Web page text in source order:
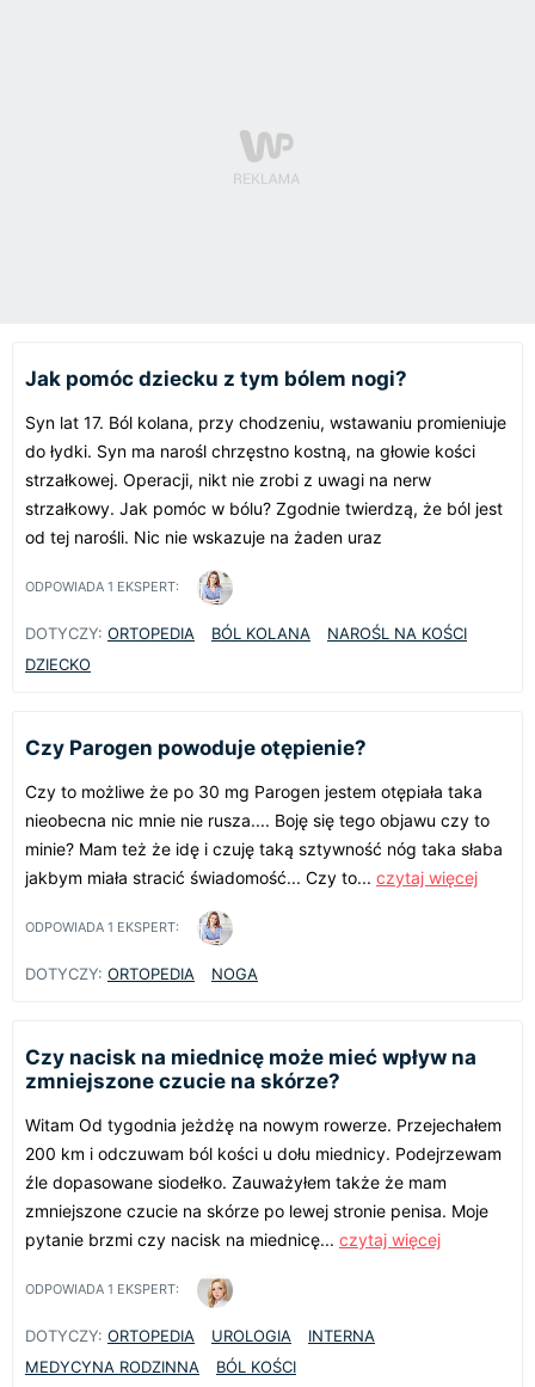
Jak pomóc dziecku z tym bólem nogi?
Syn lat 17. Ból kolana, przy chodzeniu, wstawaniu promieniuje
do łydki. Syn ma narośl chrzęstno kostną, na głowie kości
strzałkowej. Operacji, nikt nie zrobi z uwagi na nerw
strzałkowy. Jak pomóc w bólu? Zgodnie twierdzą, że ból jest
od tej narośli. Nic nie wskazuje na żaden uraz
ODPOWIADA 1 EKSPERT:
DOTYCZY: ORTOPEDIA BÓL KOLANA
NAROŚL NA KOŚCI
DZIECKO
Czy Parogen powoduje otępienie?
Czy to możliwe że po 30 mg Parogen jestem otępiała taka
nieobecna nic mnie nie rusza.... Boję się tego objawu czy to
minie? Mam też że idę i czuję taką sztywność nóg taka słaba
jakbym miała stracić świadomość... Czy to... czytaj więcej
ODPOWIADA 1 EKSPERT:
DOTYCZY: ORTOPEDIA NOGA
Czy nacisk na miednicę może mieć wpływ na
zmniejszone czucie na skórze?
Witam Od tygodnia jeżdżę na nowym rowerze. Przejechałem
200 km i odczuwam ból kości u dołu miednicy. Podejrzewam
źle dopasowane siodełko. Zauważyłem także że mam
zmniejszone czucie na skórze po lewej stronie penisa. Moje
pytanie brzmi czy nacisk na miednicę... czytaj więcej
ODPOWIADA 1 EKSPERT:
DOTYCZY: ORTOPEDIA UROLOGIA
INTERNA
MEDYCYNA RODZINNA
BÓL KOŚCI